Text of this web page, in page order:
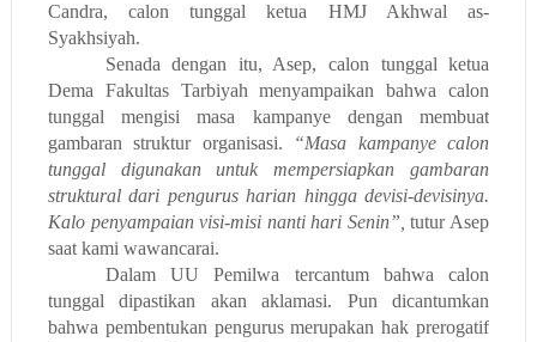
Candra, calon tunggal ketua HMJ Akhwal as-
Syakhsiyah.
Senada dengan itu, Asep, calon tunggal ketua
Dema Fakultas Tarbiyah menyampaikan bahwa calon
tunggal mengisi masa kampanye dengan membuat
gambaran struktur organisasi.
“Masa kampanye calon
tunggal digunakan untuk mempersiapkan gambaran
struktural dari pengurus harian hingga devisi-devisinya.
Kalo penyampaian visi-misi nanti hari Senin”, tutur Asep
saat kami wawancarai.
Dalam UU Pemilwa tercantum bahwa calon
tunggal dipastikan akan aklamasi. Pun dicantumkan
bahwa pembentukan pengurus merupakan hak prerogatif